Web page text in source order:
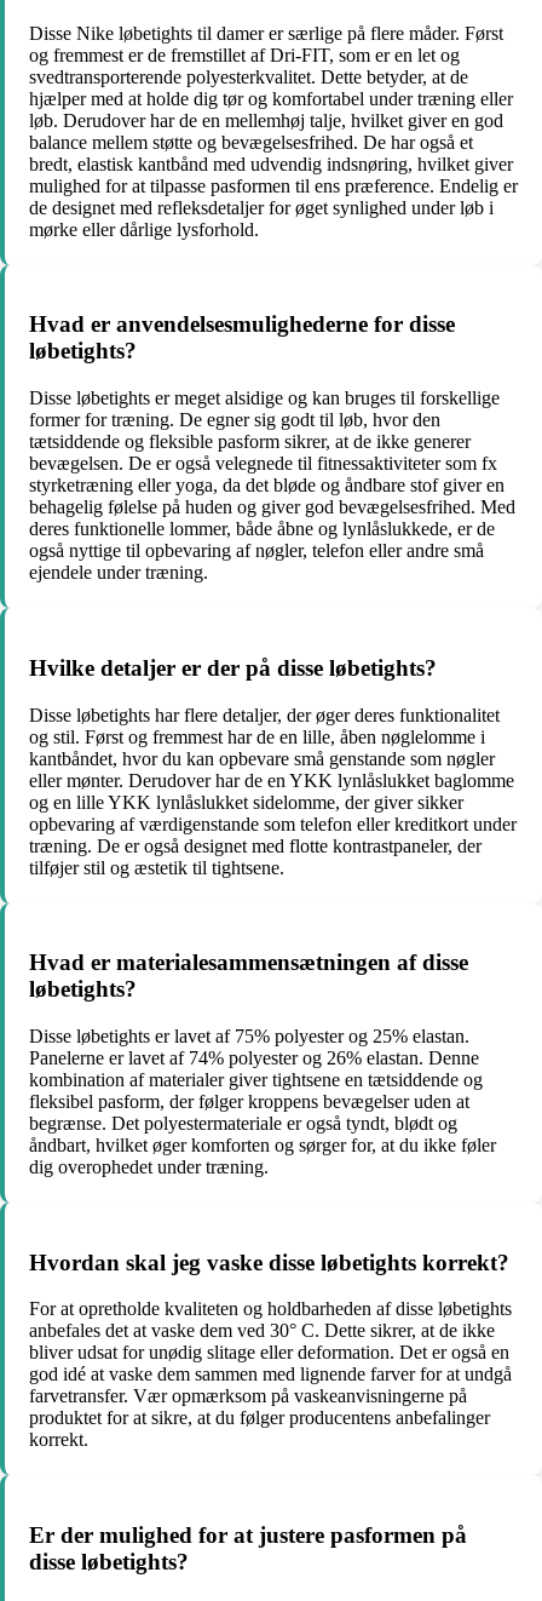
Disse Nike løbetights til damer er særlige på flere måder. Først
og fremmest er de fremstillet af Dri-FIT, som er en let og
svedtransporterende polyesterkvalitet. Dette betyder, at de
hjælper med at holde dig tør og komfortabel under træning eller
løb. Derudover har de en mellemhøj talje, hvilket giver en god
balance mellem støtte og bevægelsesfrihed. De har også et
bredt, elastisk kantbånd med udvendig indsnøring, hvilket giver
mulighed for at tilpasse pasformen til ens præference. Endelig er
de designet med refleksdetaljer for øget synlighed under løb i
mørke eller dårlige lysforhold.
Hvad er anvendelsesmulighederne for disse
løbetights?
Disse løbetights er meget alsidige og kan bruges til forskellige
former for træning. De egner sig godt til løb, hvor den
tætsiddende og fleksible pasform sikrer, at de ikke generer
bevægelsen. De er også velegnede til fitnessaktiviteter som fx
styrketræning eller yoga, da det bløde og åndbare stof giver en
behagelig følelse på huden og giver god bevægelsesfrihed. Med
deres funktionelle lommer, både åbne og lynlåslukkede, er de
også nyttige til opbevaring af nøgler, telefon eller andre små
ejendele under træning.
Hvilke detaljer er der på disse løbetights?
Disse løbetights har flere detaljer, der øger deres funktionalitet
og stil. Først og fremmest har de en lille, åben nøglelomme i
kantbåndet, hvor du kan opbevare små genstande som nøgler
eller mønter. Derudover har de en YKK lynlåslukket baglomme
og en lille YKK lynlåslukket sidelomme, der giver sikker
opbevaring af værdigenstande som telefon eller kreditkort under
træning. De er også designet med flotte kontrastpaneler, der
tilføjer stil og æstetik til tightsene.
Hvad er materialesammensætningen af ​​disse
løbetights?
Disse løbetights er lavet af 75% polyester og 25% elastan.
Panelerne er lavet af 74% polyester og 26% elastan. Denne
kombination af materialer giver tightsene en tætsiddende og
fleksibel pasform, der følger kroppens bevægelser uden at
begrænse. Det polyestermateriale er også tyndt, blødt og
åndbart, hvilket øger komforten og sørger for, at du ikke føler
dig overophedet under træning.
Hvordan skal jeg vaske disse løbetights korrekt?
For at opretholde kvaliteten og holdbarheden af disse løbetights
anbefales det at vaske dem ved 30° C. Dette sikrer, at de ikke
bliver udsat for unødig slitage eller deformation. Det er også en
god idé at vaske dem sammen med lignende farver for at undgå
farvetransfer. Vær opmærksom på vaskeanvisningerne på
produktet for at sikre, at du følger producentens anbefalinger
korrekt.
Er der mulighed for at justere pasformen på
disse løbetights?